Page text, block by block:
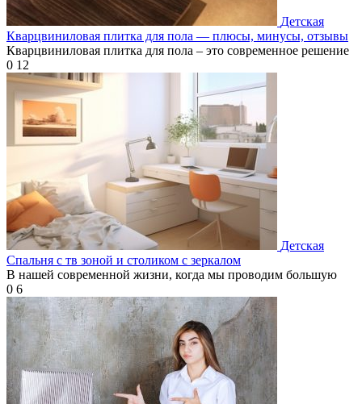
Детская
Кварцвиниловая плитка для пола — плюсы, минусы, отзывы
Кварцвиниловая плитка для пола – это современное решение
0 12
Детская
Спальня с тв зоной и столиком с зеркалом
В нашей современной жизни, когда мы проводим большую
0 6